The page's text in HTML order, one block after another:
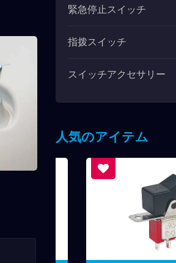
緊急停止スイッチ
指拨スイッチ
スイッチアクセサリー
人気のアイテム